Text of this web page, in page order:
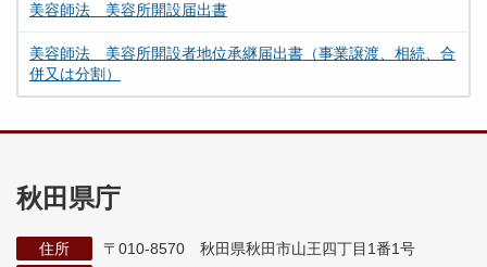
美容師法 美容所開設届出書
美容師法 美容所開設者地位承継届出書（事業譲渡、相続、合
併又は分割）
秋田県庁
住所
〒010-8570 秋田県秋田市山王四丁目1番1号